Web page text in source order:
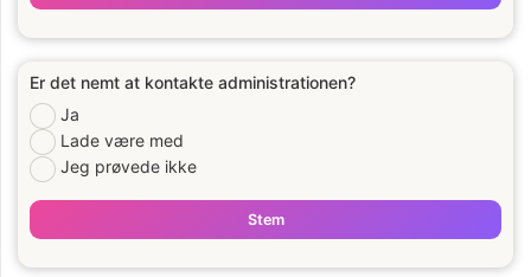
Er det nemt at kontakte administrationen?
Ja
Lade være med
Jeg prøvede ikke
Stem